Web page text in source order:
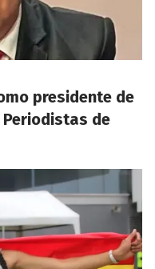
presidente de
de